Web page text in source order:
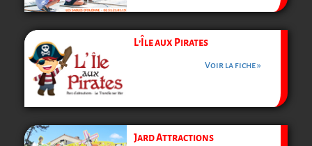
L’Île aux Pirates
Voir la fiche »
Jard Attractions